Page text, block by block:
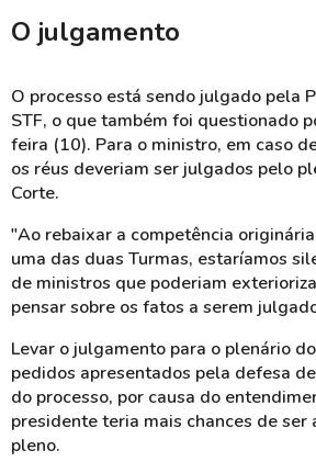
O julgamento
O processo está sendo julgado pela
STF, o que também foi questionado
feira (10). Para o ministro, em caso
os réus deveriam ser julgados pelo
Corte.
"Ao rebaixar a competência
uma das duas Turmas, estaríamos
de ministros que poderiam
pensar sobre os fatos a serem
Levar o julgamento para o plenário
pedidos apresentados pela defesa
do processo, por causa do
presidente teria mais chances de ser
pleno.